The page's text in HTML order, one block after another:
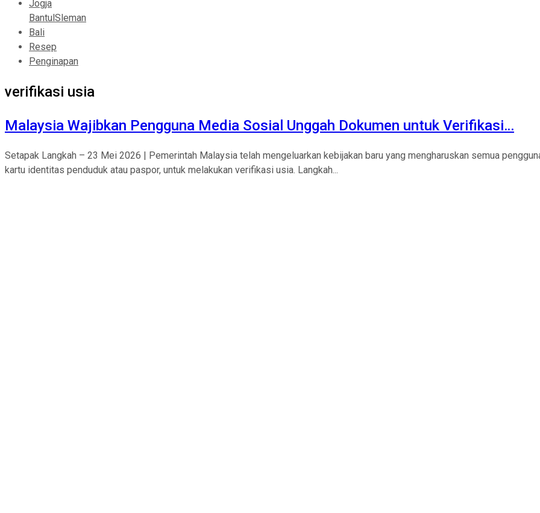
Jogja
BantulSleman
Bali
Resep
Penginapan
verifikasi usia
Malaysia Wajibkan Pengguna Media Sosial Unggah Dokumen untuk Verifikasi…
Setapak Langkah – 23 Mei 2026 | Pemerintah Malaysia telah mengeluarkan kebijakan baru yang mengharuskan semua
kartu identitas penduduk atau paspor, untuk melakukan verifikasi usia. Langkah...